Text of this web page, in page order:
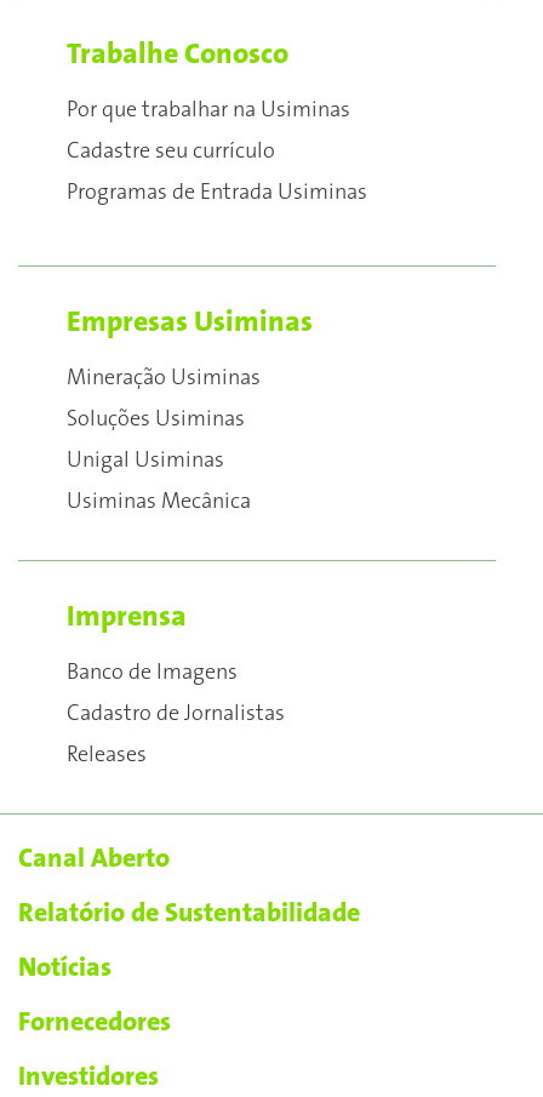
Trabalhe Conosco
Por que trabalhar na Usiminas
Cadastre seu currículo
Programas de Entrada Usiminas
Empresas Usiminas
Mineração Usiminas
Soluções Usiminas
Unigal Usiminas
Usiminas Mecânica
Imprensa
Banco de Imagens
Cadastro de Jornalistas
Releases
Canal Aberto
Relatório de Sustentabilidade
Notícias
Fornecedores
Investidores